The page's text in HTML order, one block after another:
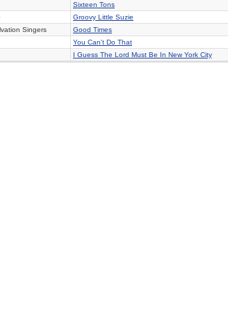
Sixteen Tons
Groovy Little Suzie
Singers Good Times
You Can't Do That
I Guess The Lord Must Be In New York City